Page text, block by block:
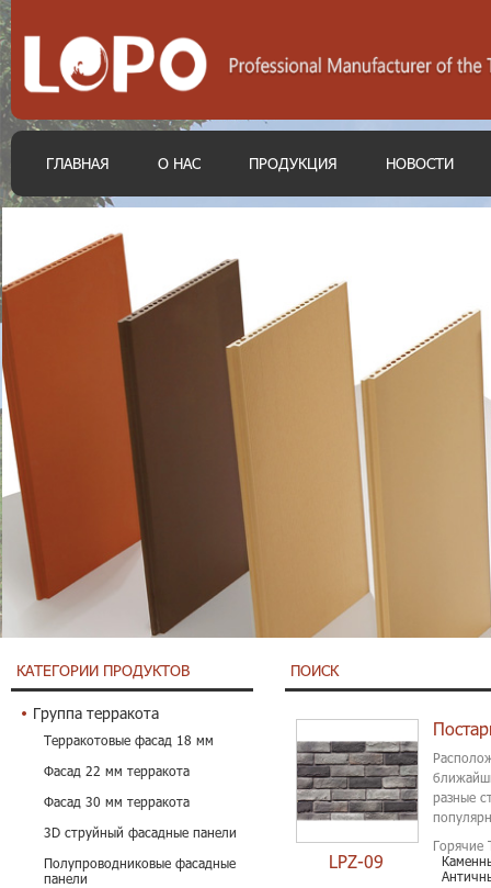
ГЛАВНАЯ О НАС ПРОДУКЦИЯ НОВОСТИ
КАТЕГОРИИ ПРОДУКТОВ
Группа терракота
Терракотовые фасад 18 мм
Фасад 22 мм терракота
Фасад 30 мм терракота
3D струйный фасадные панели
Полупроводниковые фасадные
панели
ПОИСК
LPZ-09
разные
Горячие